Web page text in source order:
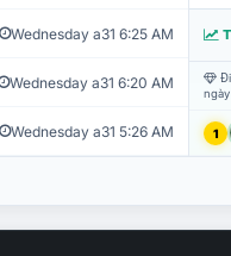
Wednesday a31 6:25 AM
Wednesday a31 6:20 AM
Wednesday a31 5:26 AM 1